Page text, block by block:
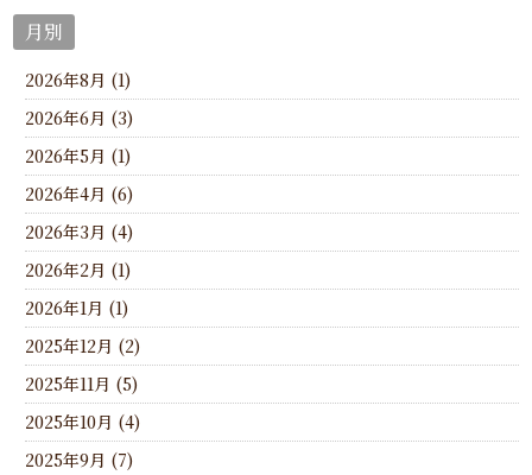
月別
2026年8月 (1)
2026年6月 (3)
2026年5月 (1)
2026年4月 (6)
2026年3月 (4)
2026年2月 (1)
2026年1月 (1)
2025年12月 (2)
2025年11月 (5)
2025年10月 (4)
2025年9月 (7)